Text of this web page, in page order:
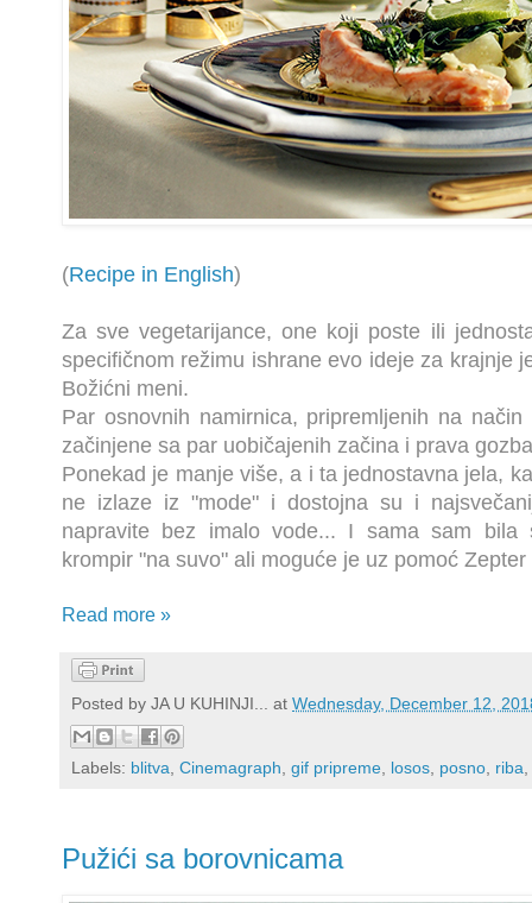
(Recipe in English)
Za sve vegetarijance, one koji poste ili
specifičnom režimu ishrane evo ideje za krajnje
Božićni meni.
Par osnovnih namirnica, pripremljenih na
začinjene sa par uobičajenih začina i prava
Ponekad je manje više, a i ta jednostavna jela,
ne izlaze iz "mode" i dostojna su i
napravite bez imalo vode... I sama sam bila
krompir "na suvo" ali moguće je uz pomoć
Read more »
Posted by JA U KUHINJI... at Wednesday, December 12,
Labels: blitva Cinemagraph gif pripreme losos posno riba
Pužići sa borovnicama